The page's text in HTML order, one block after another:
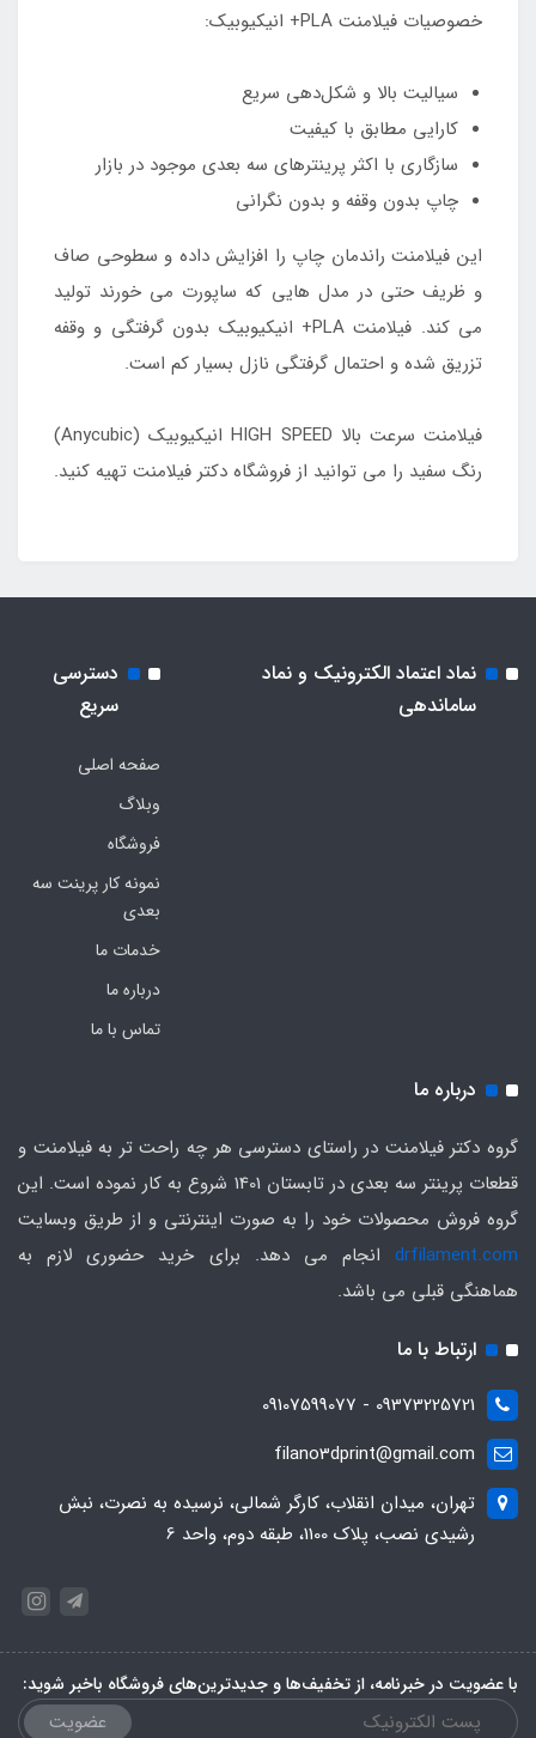
خصوصیات فیلامنت PLA+ انیکیوبیک:
سیالیت بالا و شکل‌دهی سریع
کارایی مطابق با کیفیت
سازگاری با اکثر پرینترهای سه بعدی موجود در بازار
چاپ بدون وقفه و بدون نگرانی
این فیلامنت راندمان چاپ را افزایش داده و سطوحی صاف
و ظریف حتی در مدل هایی که ساپورت می خورند تولید
می کند. فیلامنت PLA+ انیکیوبیک بدون گرفتگی و وقفه
تزریق شده و احتمال گرفتگی نازل بسیار کم است.
فیلامنت سرعت بالا HIGH SPEED انیکیوبیک (Anycubic)
رنگ سفید را می توانید از فروشگاه دکتر فیلامنت تهیه کنید.
نماد اعتماد الکترونیک و نماد
ساماندهی
دسترسی
سریع
صفحه اصلی
وبلاگ
فروشگاه
نمونه کار پرینت سه
بعدی
خدمات ما
درباره ما
تماس با ما
درباره ما
گروه دکتر فیلامنت در راستای دسترسی هر چه راحت تر به فیلامنت و
قطعات پرینتر سه بعدی در تابستان 1401 شروع به کار نموده است. این
گروه فروش محصولات خود را به صورت اینترنتی و از طریق وبسایت
drfilament.com انجام می دهد. برای خرید حضوری لازم به
هماهنگی قبلی می باشد.
ارتباط با ما
09373225721 - 09107599077
filano3dprint@gmail.com
تهران، میدان انقلاب، کارگر شمالی، نرسیده به نصرت، نبش
رشیدی نصب، پلاک 1100، طبقه دوم، واحد 6
با عضویت در خبرنامه، از تخفیف‌ها و جدیدترین‌های فروشگاه باخبر شوید:
عضویت